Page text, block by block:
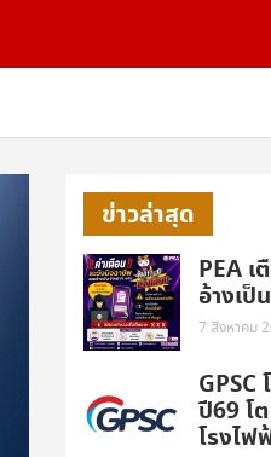
ข่าวล่าสุด
PEA
อ้างเป็
7 สิงหาคม
GPSC
ปี69 โ
โรงไฟ